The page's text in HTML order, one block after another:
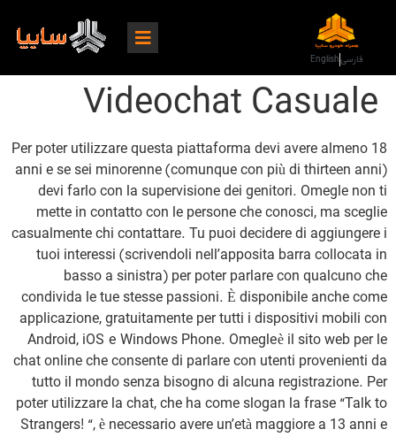
فارسیEnglish
Videochat Casuale
Per poter utilizzare questa piattaforma devi avere almeno 18
anni e se sei minorenne (comunque con più di thirteen anni)
devi farlo con la supervisione dei genitori. Omegle non ti
mette in contatto con le persone che conosci, ma sceglie
casualmente chi contattare. Tu puoi decidere di aggiungere i
tuoi interessi (scrivendoli nell’apposita barra collocata in
basso a sinistra) per poter parlare con qualcuno che
condivida le tue stesse passioni. È disponibile anche come
applicazione, gratuitamente per tutti i dispositivi mobili con
Android, iOS e Windows Phone. Omegle è il sito web per le
chat online che consente di parlare con utenti provenienti da
tutto il mondo senza bisogno di alcuna registrazione. Per
poter utilizzare la chat, che ha come slogan la frase “Talk to
Strangers! “, è necessario avere un’età maggiore a 13 anni e